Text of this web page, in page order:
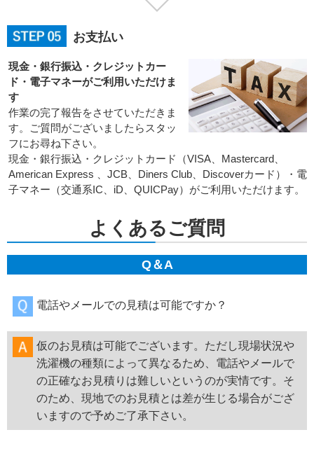
お支払い
現金・銀行振込・クレジットカー
ド・電子マネーがご利用いただけま
す
作業の完了報告をさせていただきま
す。ご質問がございましたらスタッ
フにお尋ね下さい。
現金・銀行振込・クレジットカード（VISA、Mastercard、
American Express 、JCB、Diners Club、Discoverカード）・電
子マネー（交通系IC、iD、QUICPay）がご利用いただけます。
よくあるご質問
Q＆A
電話やメールでの見積は可能ですか？
仮のお見積は可能でございます。ただし現場状況や
洗濯機の種類によって異なるため、電話やメールで
の正確なお見積りは難しいというのが実情です。そ
のため、現地でのお見積とは差が生じる場合がござ
いますので予めご了承下さい。